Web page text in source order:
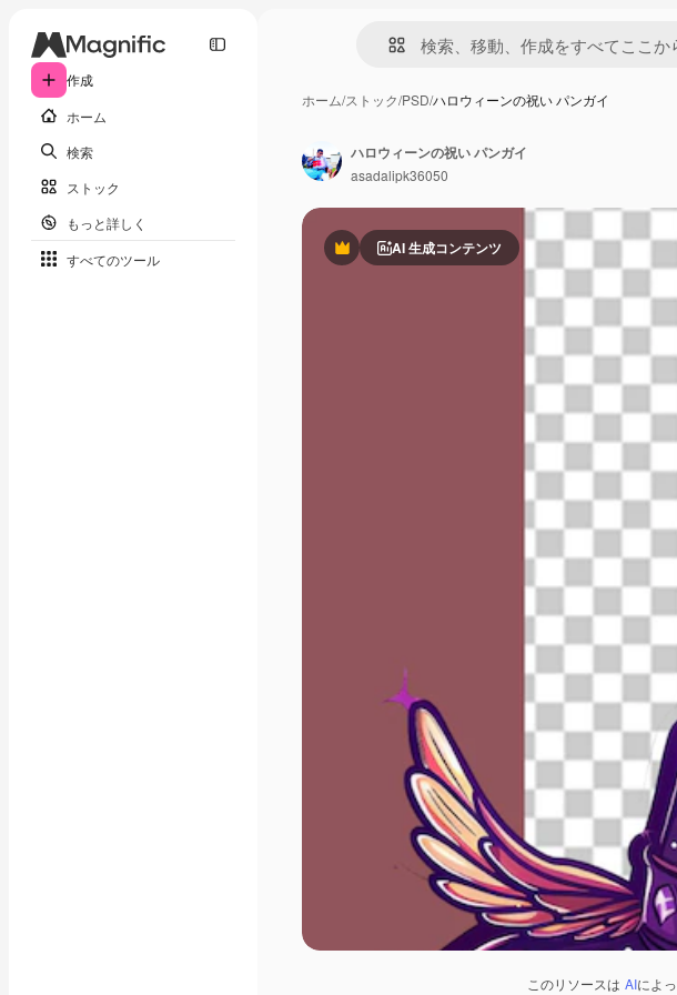
作成
ホーム
検索
ストック
もっと詳しく
すべてのツール
ホーム/ストック/PSD/ハロウィーンの祝い パンガイ
PremiumAI 生成コンテンツ
このリソースは AIによ
ハロウィーンの祝い パンガイ
asadalipk36050